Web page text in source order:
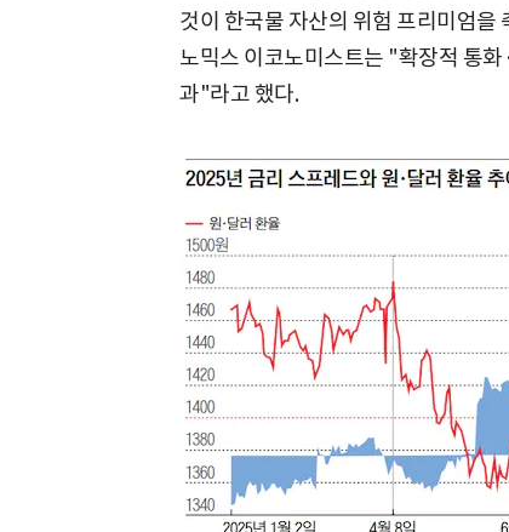
것이 한국물 자산의 위험 프리미엄을
노믹스 이코노미스트는 "확장적 통
과"라고 했다.